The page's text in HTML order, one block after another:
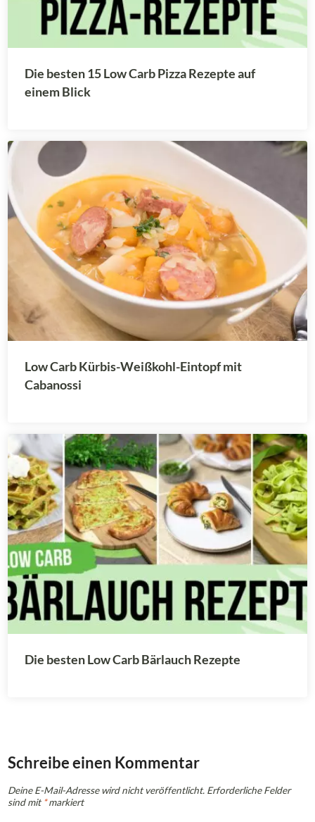
Die besten 15 Low Carb Pizza Rezepte auf
einem Blick
Low Carb Kürbis-Weißkohl-Eintopf mit
Cabanossi
Die besten Low Carb Bärlauch Rezepte
Schreibe einen Kommentar
Deine E-Mail-Adresse wird nicht veröffentlicht. Erforderliche Felder
sind mit*markiert